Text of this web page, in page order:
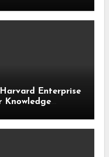
Enterprise
Knowledge